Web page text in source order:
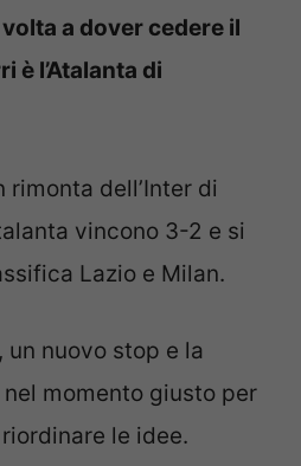
a dover cedere il
è l’Atalanta di
dell’Inter di
vincono 3-2 e si
Lazio e Milan.
un nuovo stop e la
momento giusto per
le idee.